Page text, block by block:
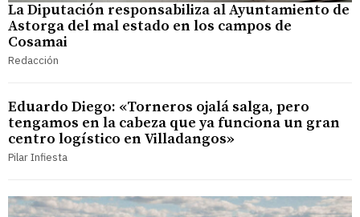
La Diputación responsabiliza al Ayuntamiento de
Astorga del mal estado en los campos de
Cosamai
Redacción
Eduardo Diego: «Torneros ojalá salga, pero
tengamos en la cabeza que ya funciona un gran
centro logístico en Villadangos»
Pilar Infiesta